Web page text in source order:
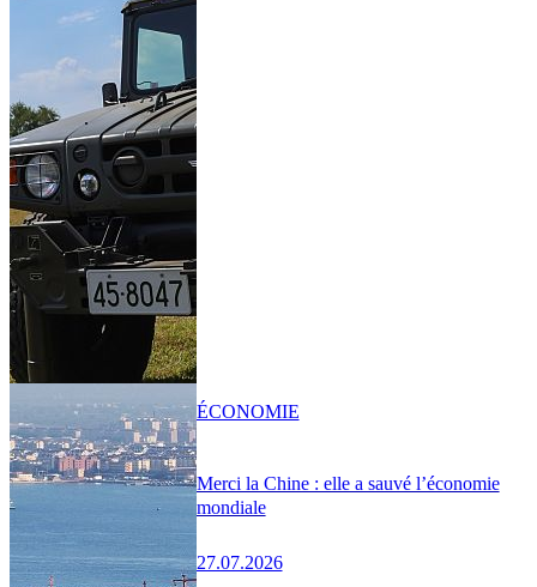
Merci la Chine : elle a sauvé l’économie
mondiale
27.07.2026
ÉCONOMIE